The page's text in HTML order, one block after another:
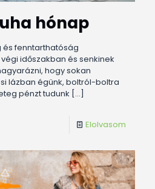
hónap
fenntarthatóság
időszakban és senkinek
hogy sokan
lázban égünk, boltról-boltra
pénzt tudunk […]
Elolvasom